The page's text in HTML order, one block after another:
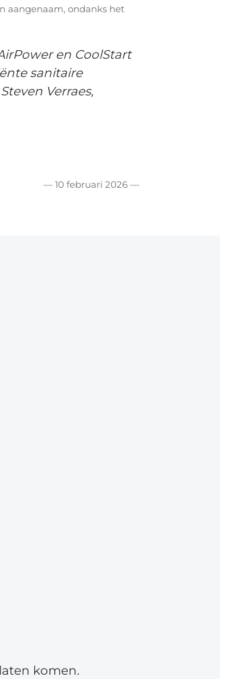
aangenaam, ondanks het
en CoolStart
sanitaire
Verraes,
— 10 februari 2026 —
komen.